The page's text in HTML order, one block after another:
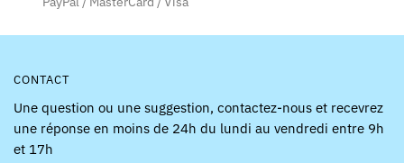
CONTACT
Une question ou une suggestion, contactez-nous et recevrez
une réponse en moins de 24h du lundi au vendredi entre 9h
et 17h